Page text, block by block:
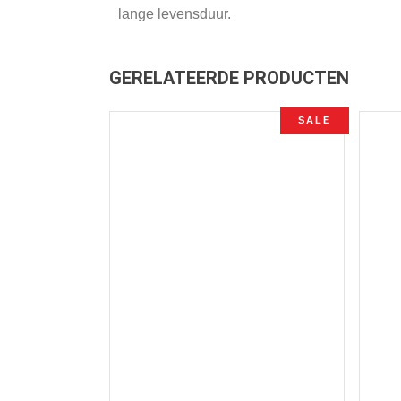
lange levensduur.
GERELATEERDE PRODUCTEN
SALE